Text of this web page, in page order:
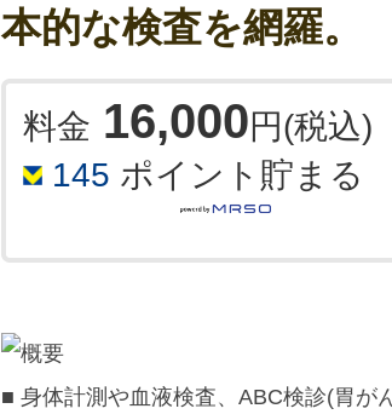
がんであるリスクが0の人はいませんの
も、がんではないとは言いきれません
ンクC」であっても、必ずがんである
また、血液中のアミノ酸濃度は、さま
すので、がん以外の病気でもAICS値が
B」や「ランクC」になる場合がありま
した医療機関の医師とご相談ください。
■ 検査開始時間の15分前には来院いた
■ 時間が表示されていない場合は、そ
了となっております。
■ 詳しい検査結果については、後日郵
※ご希望の方には、当日お待ち頂き、医
わかる範囲)を説明させていただきます
本的な検査を網羅。
料金 16,000円(税込)
145 ポイント貯まる
■ 身体計測や血液検査、ABC検診(胃が